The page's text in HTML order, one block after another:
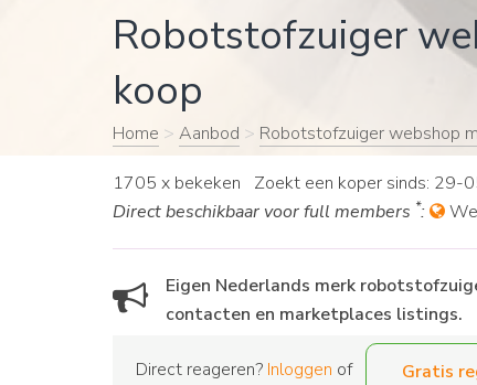
Robotstofzuiger
koop
Home > Aanbod > Robotstofzuiger webshop
1705 x bekeken Zoekt een koper sinds: 29-
Direct beschikbaar voor full members *:
Eigen Nederlands merk
contacten en marketplaces listings.
Direct reageren? Inloggen of Gratis